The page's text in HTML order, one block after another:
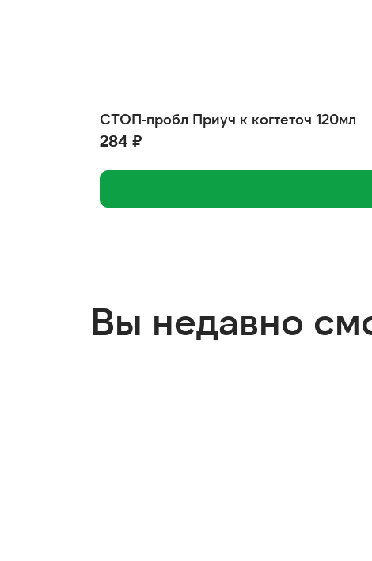
СТОП-пробл Приуч к когтеточ 120мл
284 ₽
Вы недавно